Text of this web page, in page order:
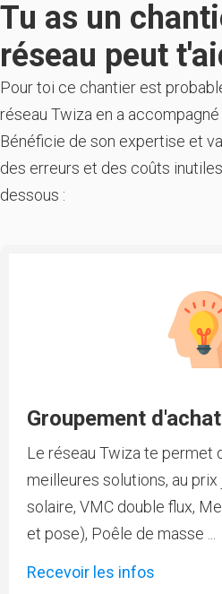
Tu as un
réseau peut
Pour toi ce chantier est
réseau Twiza en a accompagné
Bénéficie de son expertise et
des erreurs et des coûts
dessous :
Groupement
Le réseau Twiza te permet
meilleures solutions, au
solaire, VMC double flux,
et pose), Poêle de masse ...
Recevoir les infos